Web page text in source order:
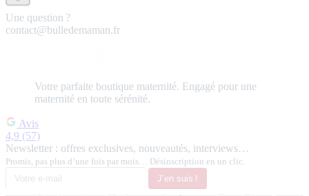
Une question ?
contact@bulledemaman.fr
Votre parfaite boutique maternité. Engagé pour une
maternité en toute sérénité.
Avis
4,9 (57)
Newsletter : offres exclusives, nouveautés, interviews…
Promis, pas plus d’une fois par mois… Désinscription en un clic.
J’en suis !